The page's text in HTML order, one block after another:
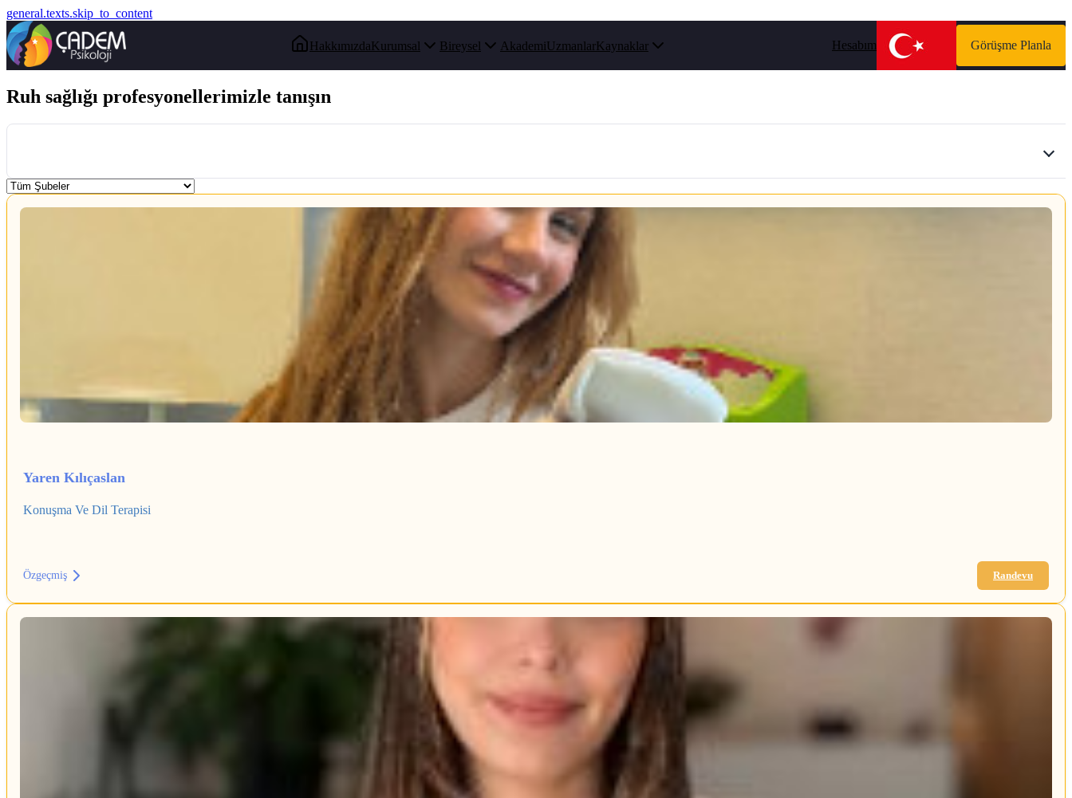
general.texts.skip_to_content
HakkımızdaKurumsal Bireysel AkademiUzmanlarKaynaklar Hesabım Görüşme Planla
Ruh sağlığı profesyonellerimizle tanışın
Yaren Kılıçaslan
Konuşma Ve Dil Terapisi
Özgeçmiş Randevu